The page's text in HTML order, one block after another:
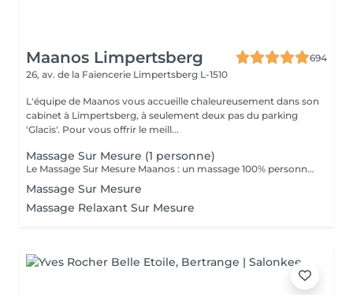
Maanos Limpertsberg
694
26, av. de la Faïencerie Limpertsberg L-1510
L'équipe de Maanos vous accueille chaleureusement dans son
cabinet à Limpertsberg, à seulement deux pas du parking
'Glacis'. Pour vous offrir le meill...
Massage Sur Mesure (1 personne)
Le Massage Sur Mesure Maanos : un massage 100% personnalisé en fonction de vos besoins et de vos envies !
Massage Sur Mesure
Massage Relaxant Sur Mesure